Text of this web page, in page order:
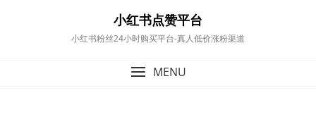
小红书点赞平台
小红书粉丝24小时购买平台-真人低价涨粉渠道
MENU